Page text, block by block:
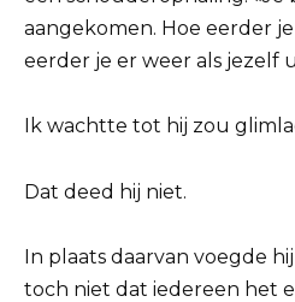
aangekomen. Hoe eerder
eerder je er weer als jezelf
Ik wachtte tot hij zou
Dat deed hij niet.
In plaats daarvan voegde
toch niet dat iedereen het